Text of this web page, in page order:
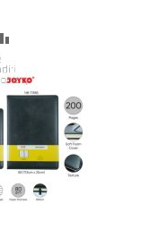
TO
COMPARE